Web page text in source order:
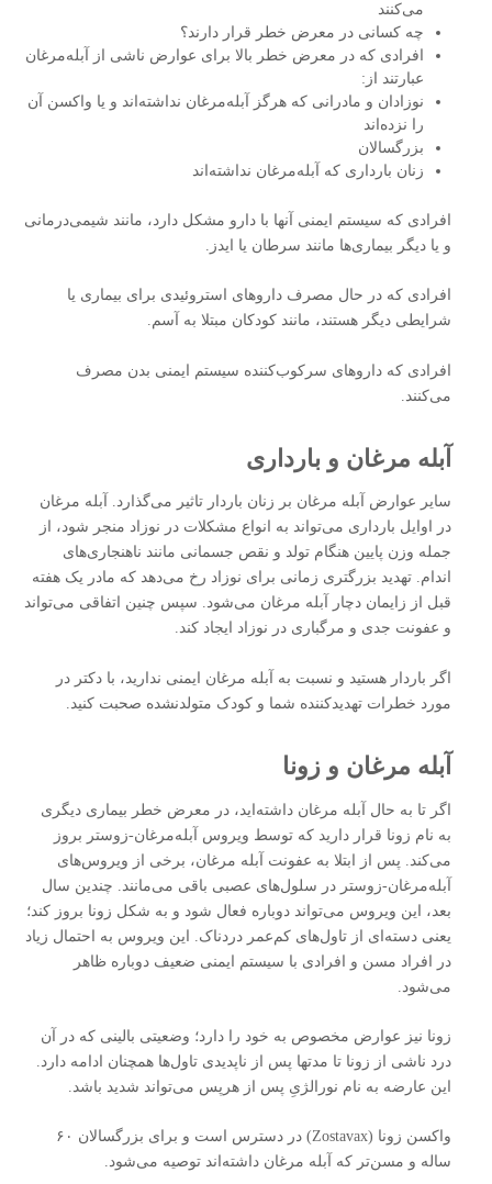
می‌کنند
چه کسانی در معرض خطر قرار دارند؟
افرادی که در معرض خطر بالا برای عوارض ناشی از آبله‌مرغان
عبارتند از:
نوزادان و مادرانی که هرگز آبله‌مرغان نداشته‌اند و یا واکسن آن
را نزده‌اند
بزرگسالان
زنان بارداری که آبله‌مرغان نداشته‌اند
افرادی که سیستم ایمنی آنها با دارو مشکل دارد، مانند شیمی‌درمانی
و یا دیگر بیماری‌ها مانند سرطان یا ایدز.
افرادی که در حال مصرف داروهای استروئیدی برای بیماری یا
شرایطی دیگر هستند، مانند کودکان مبتلا به آسم.
افرادی که داروهای سرکوب‌کننده سیستم ایمنی بدن مصرف
می‌کنند.
آبله‌ مرغان و بارداری
سایر عوارض آبله‌ مرغان بر زنان باردار تاثیر می‌گذارد. آبله‌ مرغان
در اوایل بارداری می‌تواند به انواع مشکلات در نوزاد منجر شود، از
جمله وزن پایین هنگام تولد و نقص جسمانی مانند ناهنجاری‌های
اندام. تهدید بزرگتری زمانی برای نوزاد رخ می‌دهد که مادر یک هفته
قبل از زایمان دچار آبله‌ مرغان می‌شود. سپس چنین اتفاقی می‌تواند
و عفونت جدی و مرگباری در نوزاد ایجاد کند.
اگر باردار هستید و نسبت به آبله‌ مرغان ایمنی ندارید، با دکتر در
مورد خطرات تهدیدکننده شما و کودک متولدنشده صحبت کنید.
آبله‌ مرغان و زونا
اگر تا به حال آبله‌ مرغان داشته‌اید، در معرض خطر بیماری دیگری
به نام زونا قرار دارید که توسط ویروس آبله‌مرغان-زوستر بروز
می‌کند. پس از ابتلا به عفونت آبله‌ مرغان، برخی از ویروس‌های
آبله‌مرغان-زوستر در سلول‌های عصبی باقی می‌مانند. چندین سال
بعد، این ویروس می‌تواند دوباره فعال شود و به شکل زونا بروز کند؛
یعنی دسته‌ای از تاول‌های کم‌عمر دردناک. این ویروس به احتمال زیاد
در افراد مسن و افرادی با سیستم ایمنی ضعیف دوباره ظاهر
می‌شود.
زونا نیز عوارض مخصوص به خود را دارد؛ وضعیتی بالینی که در آن
درد ناشی از زونا تا مدتها پس از ناپدیدی تاول‌ها همچنان ادامه دارد.
این عارضه به نام نورالژیِ پس از هرپس می‌تواند شدید باشد.
واکسن زونا (Zostavax) در دسترس است و برای بزرگسالان ۶۰
ساله و مسن‌تر که آبله‌ مرغان داشته‌اند توصیه می‌شود.